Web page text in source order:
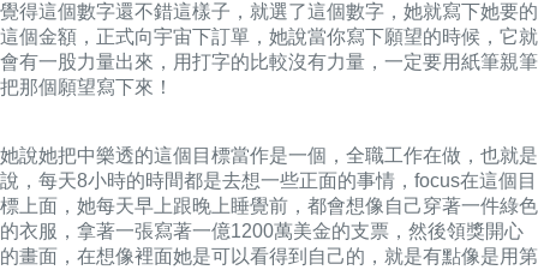
覺得這個數字還不錯這樣子，就選了這個數字，她就寫下她要的
這個金額，正式向宇宙下訂單，她說當你寫下願望的時候，它就
會有一股力量出來，用打字的比較沒有力量，一定要用紙筆親筆
把那個願望寫下來！
她說她把中樂透的這個目標當作是一個，全職工作在做，也就是
說，每天8小時的時間都是去想一些正面的事情，focus在這個目
標上面，她每天早上跟晚上睡覺前，都會想像自己穿著一件綠色
的衣服，拿著一張寫著一億1200萬美金的支票，然後領獎開心
的畫面，在想像裡面她是可以看得到自己的，就是有點像是用第